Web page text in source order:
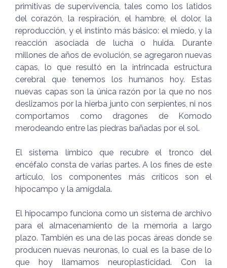
primitivas de supervivencia, tales como los latidos
del corazón, la respiración, el hambre, el dolor, la
reproducción, y el instinto más básico: el miedo, y la
reacción asociada de lucha o huida. Durante
millones de años de evolución, se agregaron nuevas
capas, lo que resultó en la intrincada estructura
cerebral que tenemos los humanos hoy. Estas
nuevas capas son la única razón por la que no nos
deslizamos por la hierba junto con serpientes, ni nos
comportamos como dragones de Komodo
merodeando entre las piedras bañadas por el sol.
El sistema límbico que recubre el tronco del
encéfalo consta de varias partes. A los fines de este
artículo, los componentes más críticos son el
hipocampo y la amígdala.
El hipocampo funciona como un sistema de archivo
para el almacenamiento de la memoria a largo
plazo. También es una de las pocas áreas donde se
producen nuevas neuronas, lo cual es la base de lo
que hoy llamamos neuroplasticidad. Con la